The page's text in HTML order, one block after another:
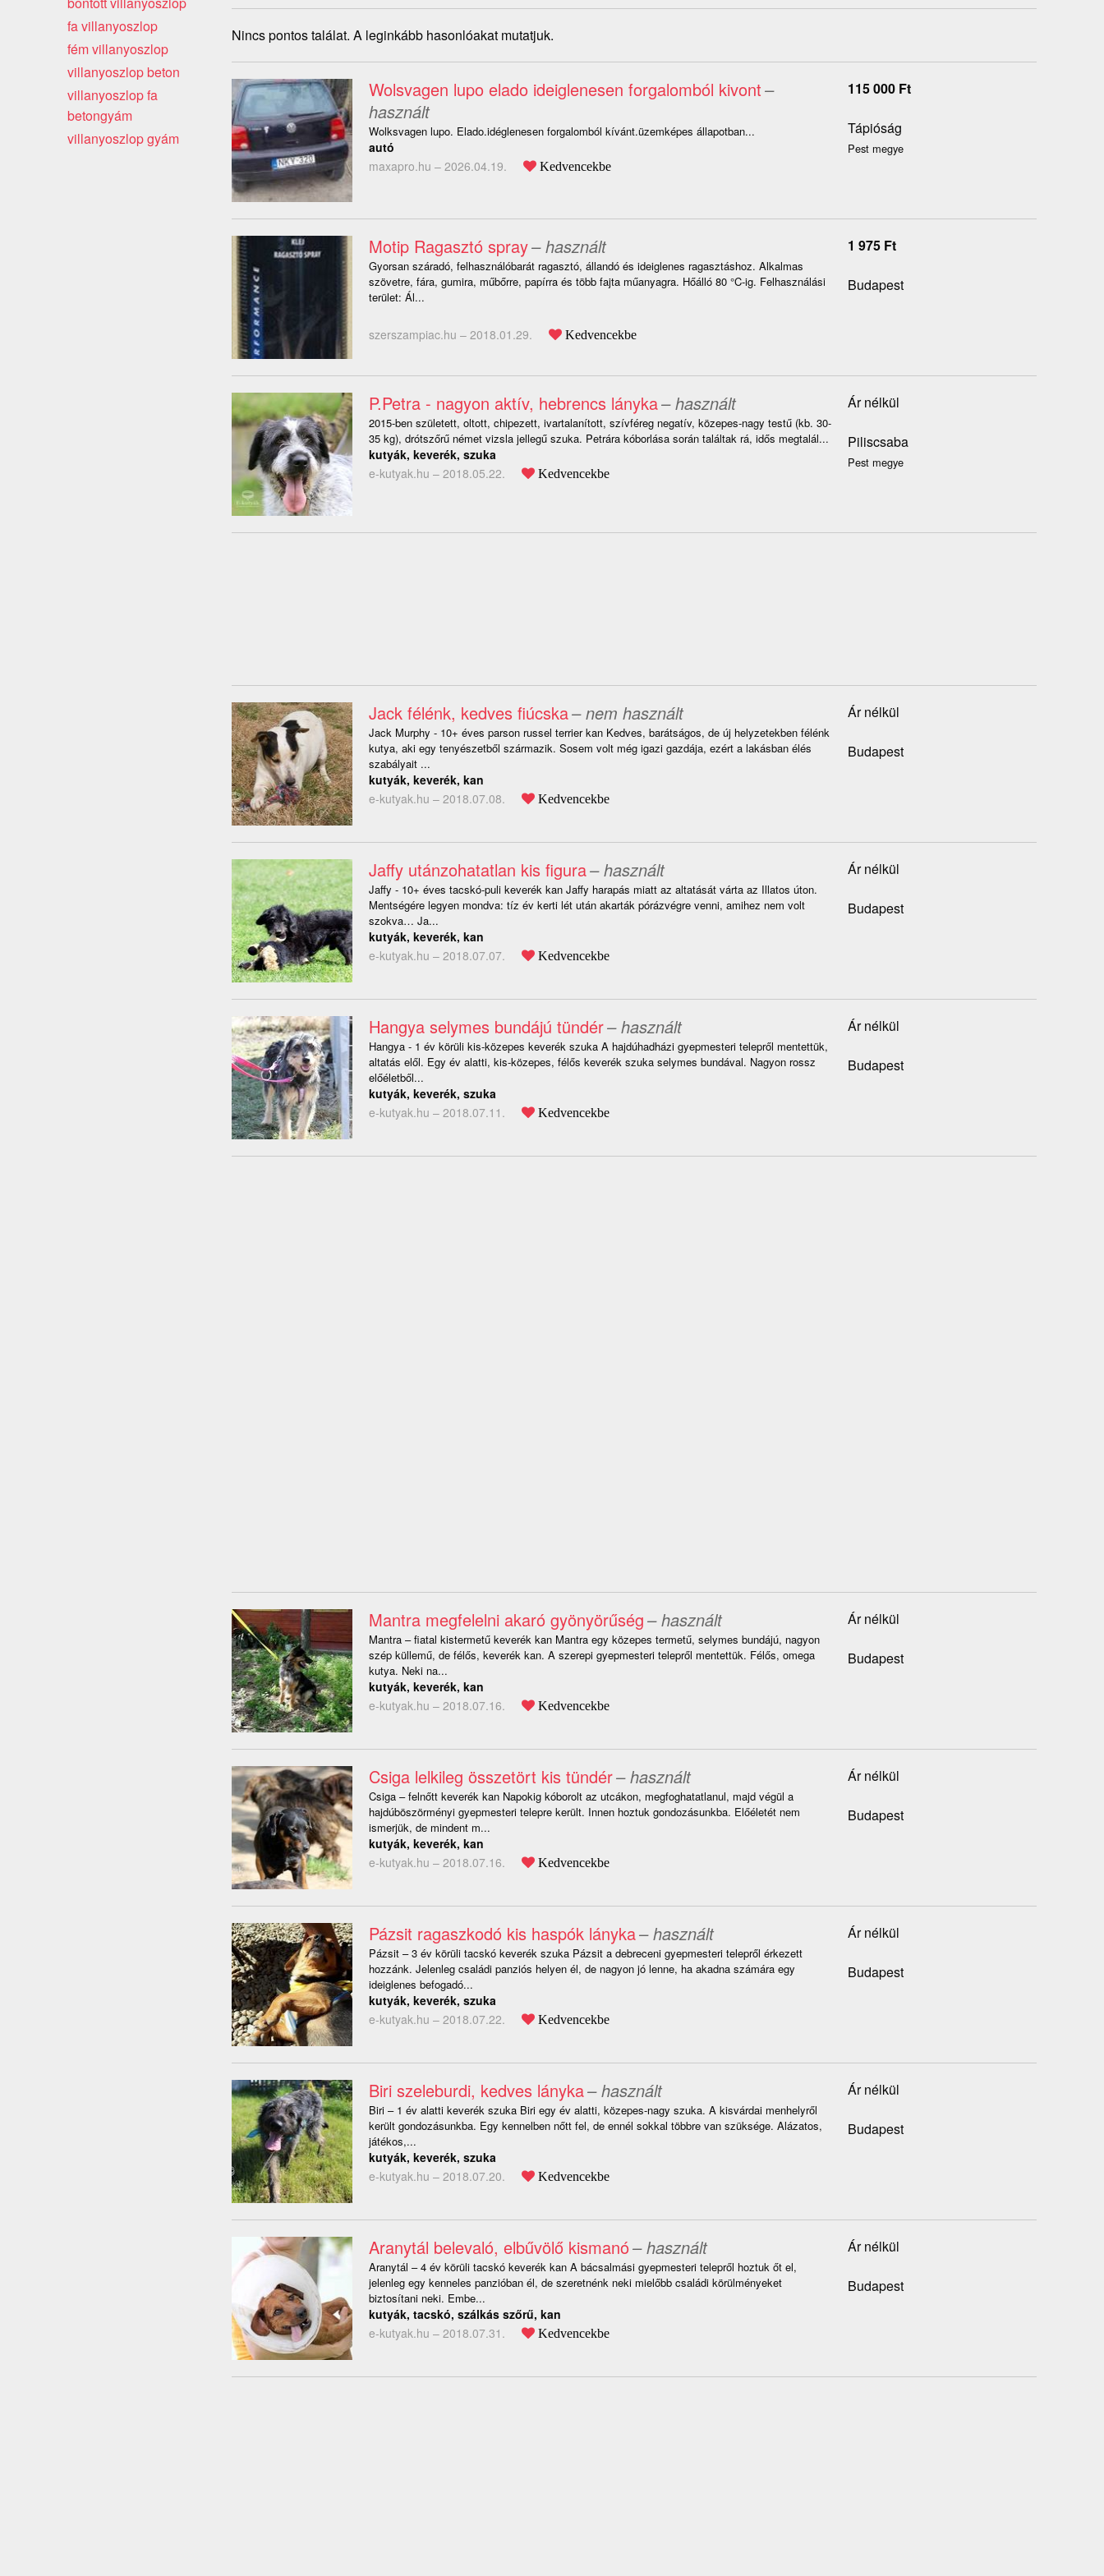
Nincs pontos találat. A leginkább hasonlóakat mutatjuk.
Wolsvagen lupo elado ideiglenesen forgalomból kivont–
használt
Wolksvagen lupo. Elado.idéglenesen forgalomból kívánt.üzemképes állapotban...
autó
maxapro.hu – 2026.04.19. Kedvencekbe
115 000 Ft
Tápióság
Pest megye
Motip Ragasztó spray– használt
Gyorsan száradó, felhasználóbarát ragasztó, állandó és ideiglenes ragasztáshoz. Alkalmas
szövetre, fára, gumira, műbőrre, papírra és több fajta műanyagra. Hőálló 80 °C-ig. Felhasználási
terület: Ál...
szerszampiac.hu – 2018.01.29. Kedvencekbe
1 975 Ft
Budapest
P.Petra - nagyon aktív, hebrencs lányka– használt
2015-ben született, oltott, chipezett, ivartalanított, szívféreg negatív, közepes-nagy testű (kb. 30-
35 kg), drótszőrű német vizsla jellegű szuka. Petrára kóborlása során találtak rá, idős megtalál...
kutyák, keverék, szuka
e-kutyak.hu – 2018.05.22. Kedvencekbe
Ár nélkül
Piliscsaba
Pest megye
Jack félénk, kedves fiúcska– nem használt
Jack Murphy - 10+ éves parson russel terrier kan Kedves, barátságos, de új helyzetekben félénk
kutya, aki egy tenyészetből származik. Sosem volt még igazi gazdája, ezért a lakásban élés
szabályait ...
kutyák, keverék, kan
e-kutyak.hu – 2018.07.08. Kedvencekbe
Ár nélkül
Budapest
Jaffy utánzohatatlan kis figura– használt
Jaffy - 10+ éves tacskó-puli keverék kan Jaffy harapás miatt az altatását várta az Illatos úton.
Mentségére legyen mondva: tíz év kerti lét után akarták pórázvégre venni, amihez nem volt
szokva… Ja...
kutyák, keverék, kan
e-kutyak.hu – 2018.07.07. Kedvencekbe
Ár nélkül
Budapest
Hangya selymes bundájú tündér– használt
Hangya - 1 év körüli kis-közepes keverék szuka A hajdúhadházi gyepmesteri telepről mentettük,
altatás elől. Egy év alatti, kis-közepes, félős keverék szuka selymes bundával. Nagyon rossz
előéletből...
kutyák, keverék, szuka
e-kutyak.hu – 2018.07.11. Kedvencekbe
Ár nélkül
Budapest
Mantra megfelelni akaró gyönyörűség– használt
Mantra – fiatal kistermetű keverék kan Mantra egy közepes termetű, selymes bundájú, nagyon
szép küllemű, de félős, keverék kan. A szerepi gyepmesteri telepről mentettük. Félős, omega
kutya. Neki na...
kutyák, keverék, kan
e-kutyak.hu – 2018.07.16. Kedvencekbe
Ár nélkül
Budapest
Csiga lelkileg összetört kis tündér– használt
Csiga – felnőtt keverék kan Napokig kóborolt az utcákon, megfoghatatlanul, majd végül a
hajdúböszörményi gyepmesteri telepre került. Innen hoztuk gondozásunkba. Előéletét nem
ismerjük, de mindent m...
kutyák, keverék, kan
e-kutyak.hu – 2018.07.16. Kedvencekbe
Ár nélkül
Budapest
Pázsit ragaszkodó kis haspók lányka– használt
Pázsit – 3 év körüli tacskó keverék szuka Pázsit a debreceni gyepmesteri telepről érkezett
hozzánk. Jelenleg családi panziós helyen él, de nagyon jó lenne, ha akadna számára egy
ideiglenes befogadó...
kutyák, keverék, szuka
e-kutyak.hu – 2018.07.22. Kedvencekbe
Ár nélkül
Budapest
Biri szeleburdi, kedves lányka– használt
Biri – 1 év alatti keverék szuka Biri egy év alatti, közepes-nagy szuka. A kisvárdai menhelyről
került gondozásunkba. Egy kennelben nőtt fel, de ennél sokkal többre van szüksége. Alázatos,
játékos,...
kutyák, keverék, szuka
e-kutyak.hu – 2018.07.20. Kedvencekbe
Ár nélkül
Budapest
Aranytál belevaló, elbűvölő kismanó– használt
Aranytál – 4 év körüli tacskó keverék kan A bácsalmási gyepmesteri telepről hoztuk őt el,
jelenleg egy kenneles panzióban él, de szeretnénk neki mielőbb családi körülményeket
biztosítani neki. Embe...
kutyák, tacskó, szálkás szőrű, kan
e-kutyak.hu – 2018.07.31. Kedvencekbe
Ár nélkül
Budapest
fa villanyoszlop
fém villanyoszlop
villanyoszlop beton
villanyoszlop fa
betongyám
villanyoszlop gyám